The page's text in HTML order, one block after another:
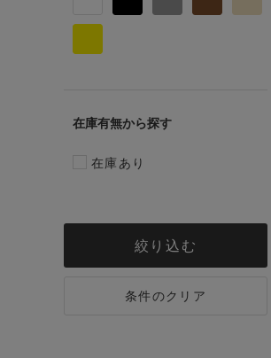
在庫有無
在庫あり
絞り込む
条件のクリア